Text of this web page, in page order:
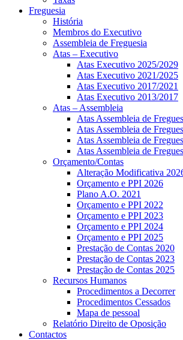
Freguesia
História
Membros do Executivo
Assembleia de Freguesia
Atas – Executivo
Atas Executivo 2025/2029
Atas Executivo 2021/2025
Atas Executivo 2017/2021
Atas Executivo 2013/2017
Atas – Assembleia
Atas Assembleia de
Atas Assembleia de
Atas Assembleia de
Atas Assembleia de
Orçamento/Contas
Alteração Modificativa
Orçamento e PPI 2026
Plano A.O. 2021
Orçamento e PPI 2022
Orçamento e PPI 2023
Orçamento e PPI 2024
Orçamento e PPI 2025
Prestação de Contas 2020
Prestação de Contas 2023
Prestação de Contas 2025
Recursos Humanos
Procedimentos a Decorrer
Procedimentos Cessados
Mapa de pessoal
Relatório Direito de Oposição
Contactos